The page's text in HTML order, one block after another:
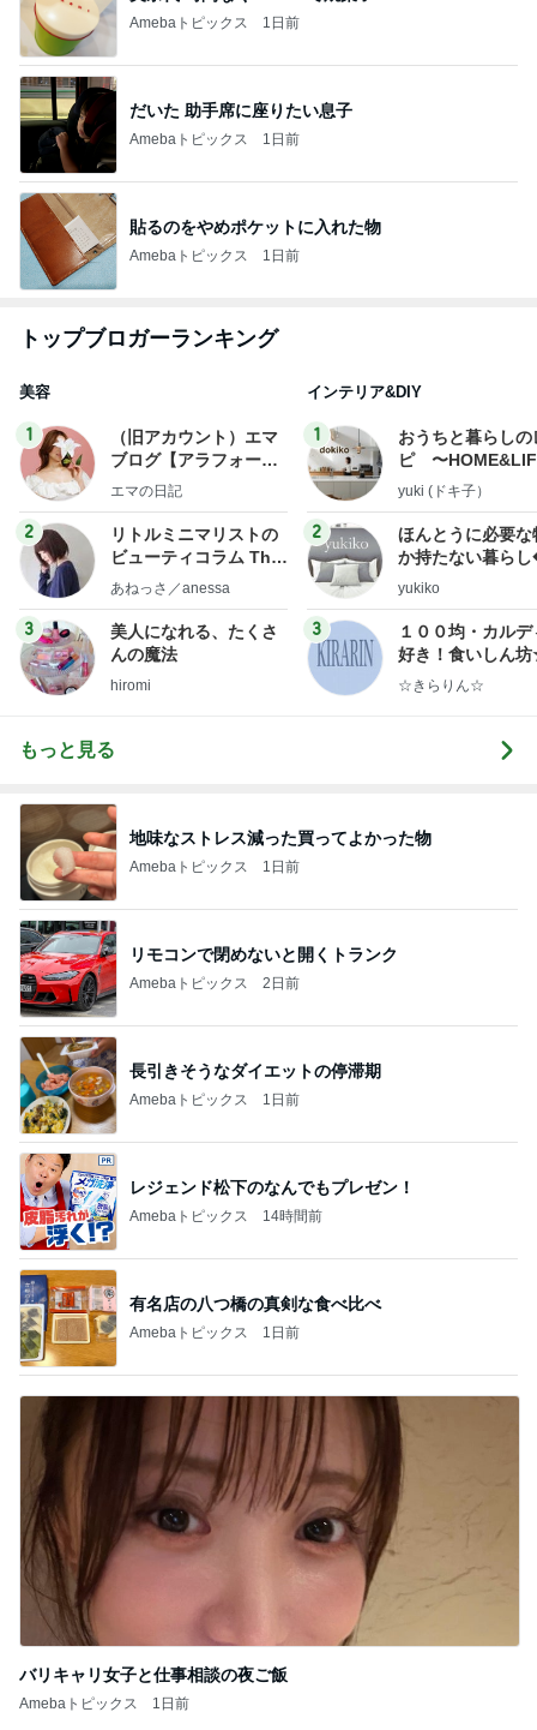
Amebaトピックス 1日前
だいた 助手席に座りたい息子
Amebaトピックス 1日前
貼るのをやめポケットに入れた物
Amebaトピックス 1日前
トップブロガーランキング
美容
1
（旧アカウント）エマ
ブログ【アラフォー会
社売却セカンドライ
エマの日記
2
リトルミニマリストの
ビューティコラム The
little minimalist's bea
あねっさ／anessa
3
美人になれる、たくさ
んの魔法
hiromi
インテリア&DIY
1
おうちと暮らしの
ピ 〜
yuki (ドキ子）
2
ほんとうに必要な
か持たない暮ら
ep Life Simple◆
yukiko
3
１００均・カルデ
好き！食いしん
らりん☆のブログ
☆きらりん☆
もっと見る
地味なストレス減った買ってよかった物
Amebaトピックス 1日前
リモコンで閉めないと開くトランク
Amebaトピックス 2日前
長引きそうなダイエットの停滞期
Amebaトピックス 1日前
レジェンド松下のなんでもプレゼン！
Amebaトピックス 14時間前
有名店の八つ橋の真剣な食べ比べ
Amebaトピックス 1日前
バリキャリ女子と仕事相談の夜ご飯
Amebaトピックス 1日前